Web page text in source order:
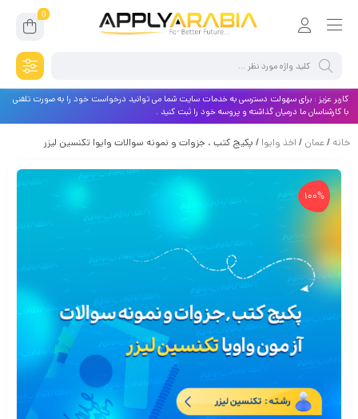
0
کاربر عزیز : برای سهولت دسترسی به خدمات سایت شما می توانید درخواست خود را به صورت تلفنی
با کارشناسان ما درمیان گذاشته و پروسه خود را ثبت کنید .
خانه /عمان / اخذ وایوا / پکیج کتب ، جزوات و نمونه سوالات وایوا تکنسین لیزر
100%